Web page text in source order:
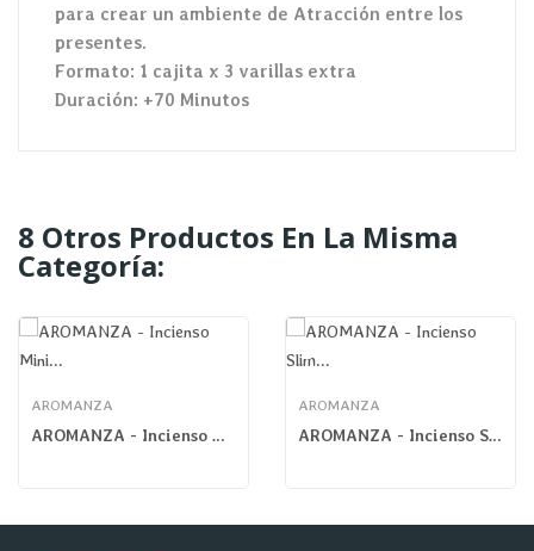
para crear un ambiente de Atracción entre los
presentes.
Formato: 1 cajita x 3 varillas extra
Duración: +70 Minutos
8 Otros Productos En La Misma
Categoría:
AROMANZA
AROMANZA - Incienso Mini Tibetano Canela Mística
AROMANZA
AROMANZA - Incienso Slim Tibetano Incienso...